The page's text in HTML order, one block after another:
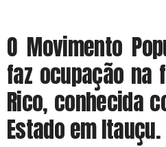
O Movimento
faz ocupação na
Rico, conhecida
Estado em Itauçu.